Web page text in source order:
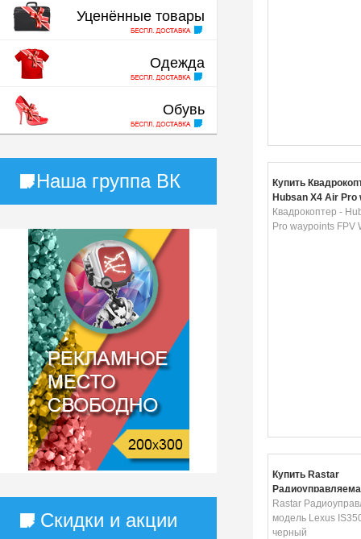
Уценённые товары
Одежда
Обувь
Наша группа ВК
Скидки и акции
Купить
Hubsan X4 Air Pro
FPV WiFi
Квадрокоптер -
Pro waypoints FPV
Купить Rastar
Lexus IS350 цвет
Rastar
модель Lexus
черный